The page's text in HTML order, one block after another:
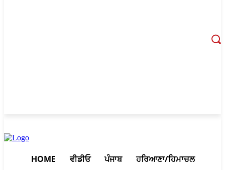
HOME ਵੀਡੀਓ ਪੰਜਾਬ ਹਰਿਆਣਾ/ਹਿਮਾਚਲ